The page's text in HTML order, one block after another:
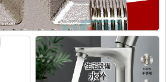
住宅設備
水栓